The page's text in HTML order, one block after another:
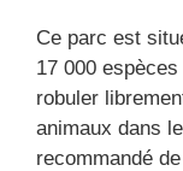
Ce parc est
17 000
robuler
animaux dans
recommandé